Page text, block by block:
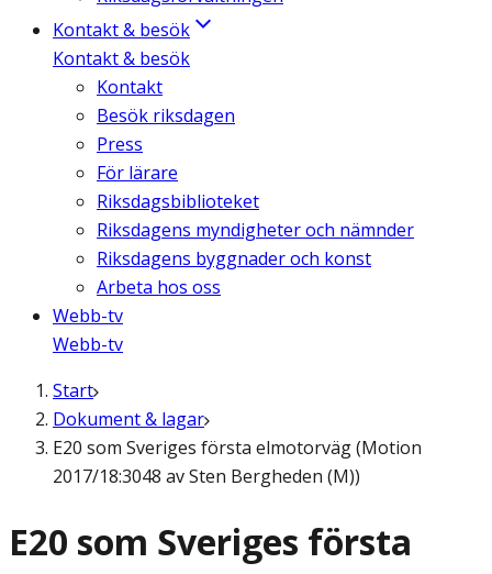
Kontakt & besök
Kontakt & besök
Kontakt
Besök riksdagen
Press
För lärare
Riksdagsbiblioteket
Riksdagens myndigheter och nämnder
Riksdagens byggnader och konst
Arbeta hos oss
Webb-tv
Webb-tv
Start
Dokument & lagar
E20 som Sveriges första elmotorväg (Motion
2017/18:3048 av Sten Bergheden (M))
E20 som Sveriges första